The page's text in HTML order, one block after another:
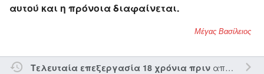
αυτού και η πρόνοια διαφαίνεται.
Μέγας Βασίλειος
Τελευταία επεξεργασία 18 χρόνια πριναπό τον την